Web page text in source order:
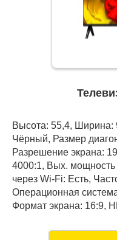
Высота: 55,4, Ширина:
Чёрный, Размер
Разрешение экрана:
4000:1, Вых. мощность
через Wi-Fi: Есть,
Операционная
Формат экрана: 16:9,